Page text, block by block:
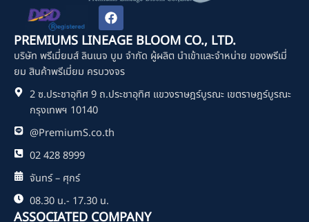
F
a
c
e
b
o
k
PREMIUMS LINEAGE BLOOM CO., LTD.
บริษัท พรีเมี่ยมส์ ลินเนจ บูม จำกัด ผู้ผลิต นำเข้าและจำหน่าย ของพรีเมี่
ยม สินค้าพรีเมี่ยม ครบวงจร
2 ซ.ประชาอุทิศ 9 ถ.ประชาอุทิศ แขวงราษฎร์บูรณะ เขตราษฎร์บูรณะ
กรุงเทพฯ 10140
@PremiumS.co.th
02 428 8999
จันทร์ – ศุกร์
08.30 น.- 17.30 น.
ASSOCIATED COMPANY